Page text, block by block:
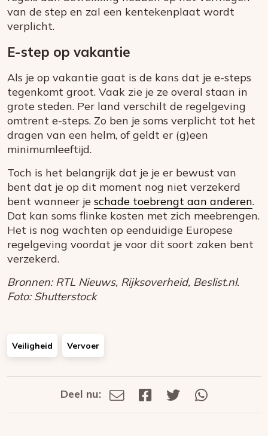
van de step en zal een kentekenplaat wordt
verplicht.
E-step op vakantie
Als je op vakantie gaat is de kans dat je e-steps
tegenkomt groot. Vaak zie je ze overal staan in
grote steden. Per land verschilt de regelgeving
omtrent e-steps. Zo ben je soms verplicht tot het
dragen van een helm, of geldt er (g)een
minimumleeftijd.
Toch is het belangrijk dat je je er bewust van
bent dat je op dit moment nog niet verzekerd
bent wanneer je schade toebrengt aan anderen.
Dat kan soms flinke kosten met zich meebrengen.
Het is nog wachten op eenduidige Europese
regelgeving voordat je voor dit soort zaken bent
verzekerd.
Bronnen: RTL Nieuws, Rijksoverheid, Beslist.nl.
Foto: Shutterstock
Veiligheid Vervoer
Deel
Deel nu:
Deel
Deel
Deel